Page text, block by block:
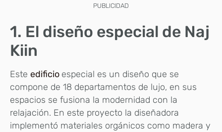
PUBLICIDAD
1. El diseño especial de Naj
Kiin
Este edificio especial es un diseño que se
compone de 18 departamentos de lujo, en sus
espacios se fusiona la modernidad con la
relajación. En este proyecto la diseñadora
implementó materiales orgánicos como madera y